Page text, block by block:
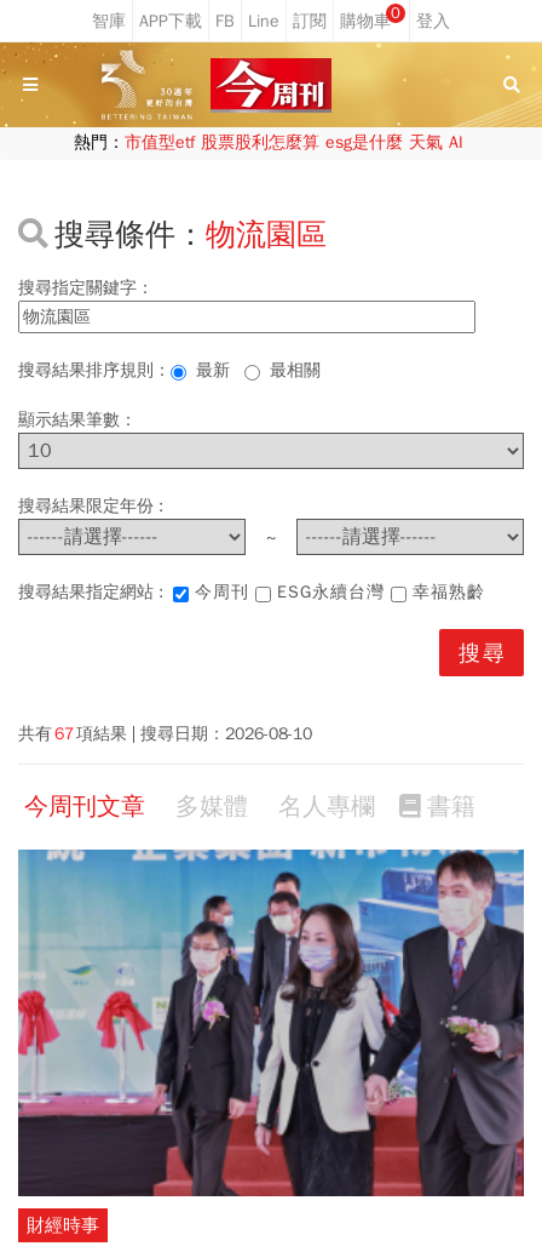
0
熱門： 市值型etf 股票股利怎麼算 esg是什麼 天氣 AI
搜尋條件： 物流園區
搜尋指定關鍵字：
搜尋結果排序規則： 最新 最相關
顯示結果筆數：
搜尋結果限定年份 :
~
搜尋結果指定網站 : 今周刊 ESG永續台灣 幸福熟齡
共有67項結果 搜尋日期： 2026-08-10
今周刊文章 多媒體 名人專欄 書籍
財經時事